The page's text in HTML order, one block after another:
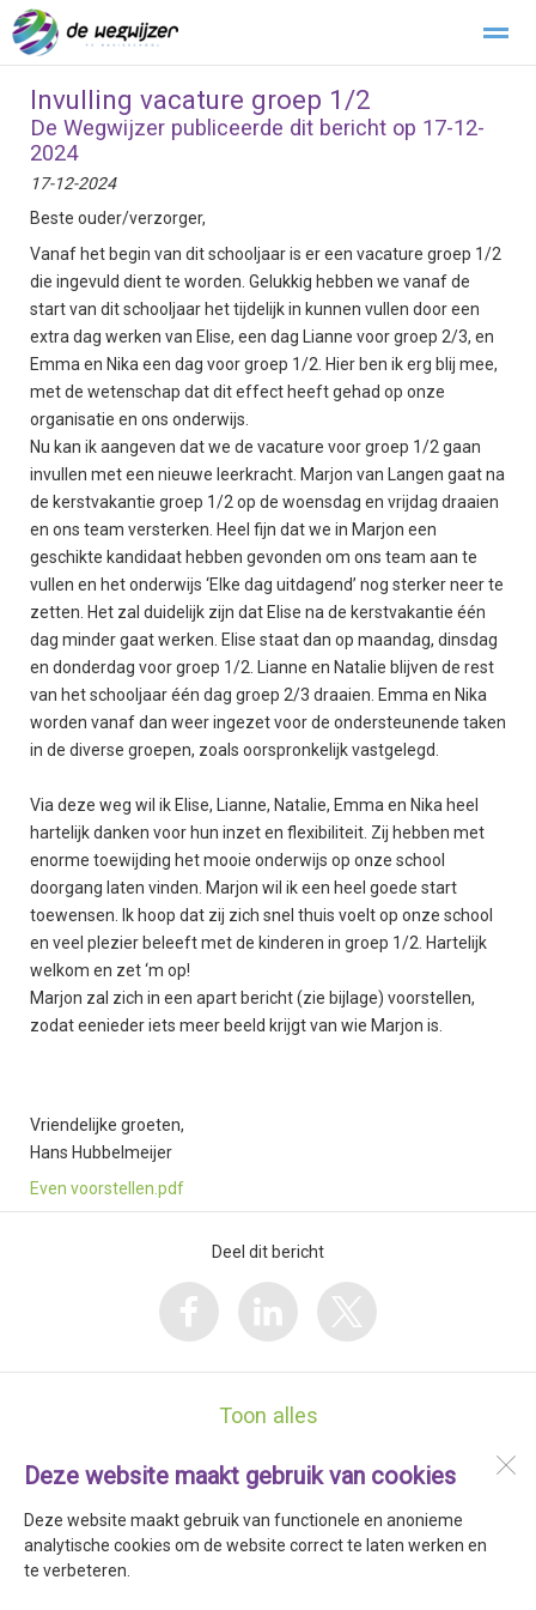
Buitengewoon verlof Klachtenregeling
Home
Deze website maakt gebruik van cookies
Deze website maakt gebruik van functionele en anonieme
analytische cookies om de website correct te laten werken en
te verbeteren.
Invulling vacature groep 1/2
De Wegwijzer publiceerde dit bericht op 17-12-
2024
17-12-2024
Beste ouder/verzorger,
Vanaf het begin van dit schooljaar is er een vacature groep 1/2
die ingevuld dient te worden. Gelukkig hebben we vanaf de
start van dit schooljaar het tijdelijk in kunnen vullen door een
extra dag werken van Elise, een dag Lianne voor groep 2/3, en
Emma en Nika een dag voor groep 1/2. Hier ben ik erg blij mee,
met de wetenschap dat dit effect heeft gehad op onze
organisatie en ons onderwijs.
Nu kan ik aangeven dat we de vacature voor groep 1/2 gaan
invullen met een nieuwe leerkracht. Marjon van Langen gaat na
de kerstvakantie groep 1/2 op de woensdag en vrijdag draaien
en ons team versterken. Heel fijn dat we in Marjon een
geschikte kandidaat hebben gevonden om ons team aan te
vullen en het onderwijs ‘Elke dag uitdagend’ nog sterker neer te
zetten. Het zal duidelijk zijn dat Elise na de kerstvakantie één
dag minder gaat werken. Elise staat dan op maandag, dinsdag
en donderdag voor groep 1/2. Lianne en Natalie blijven de rest
van het schooljaar één dag groep 2/3 draaien. Emma en Nika
worden vanaf dan weer ingezet voor de ondersteunende taken
in de diverse groepen, zoals oorspronkelijk vastgelegd.
Via deze weg wil ik Elise, Lianne, Natalie, Emma en Nika heel
hartelijk danken voor hun inzet en flexibiliteit. Zij hebben met
enorme toewijding het mooie onderwijs op onze school
doorgang laten vinden. Marjon wil ik een heel goede start
toewensen. Ik hoop dat zij zich snel thuis voelt op onze school
en veel plezier beleeft met de kinderen in groep 1/2. Hartelijk
welkom en zet ‘m op!
Marjon zal zich in een apart bericht (zie bijlage) voorstellen,
zodat eenieder iets meer beeld krijgt van wie Marjon is.
Vriendelijke groeten,
Hans Hubbelmeijer
Even voorstellen.pdf
Deel dit bericht
Toon alles
Hazepad 4
1674 NL
Opperdoes